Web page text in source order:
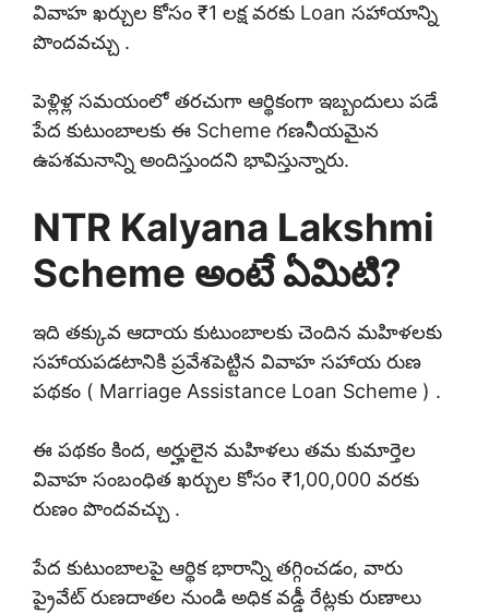
వివాహ ఖర్చుల కోసం ₹1 లక్ష వరకు Loan సహాయాన్ని
పొందవచ్చు .
పెళ్లిళ్ల సమయంలో తరచుగా ఆర్థికంగా ఇబ్బందులు పడే
పేద కుటుంబాలకు ఈ Scheme గణనీయమైన
ఉపశమనాన్ని అందిస్తుందని భావిస్తున్నారు.
NTR Kalyana Lakshmi
Scheme అంటే ఏమిటి?
ఇది తక్కువ ఆదాయ కుటుంబాలకు చెందిన మహిళలకు
సహాయపడటానికి ప్రవేశపెట్టిన వివాహ సహాయ రుణ
పథకం ( Marriage Assistance Loan Scheme ) .
ఈ పథకం కింద, అర్హులైన మహిళలు తమ కుమార్తెల
వివాహ సంబంధిత ఖర్చుల కోసం ₹1,00,000 వరకు
రుణం పొందవచ్చు .
పేద కుటుంబాలపై ఆర్థిక భారాన్ని తగ్గించడం, వారు
ప్రైవేట్ రుణదాతల నుండి అధిక వడ్డీ రేట్లకు రుణాలు